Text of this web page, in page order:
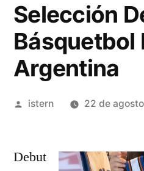
Selección
Básquetbol
Argentina
Publicado
istern 22 de
Debut